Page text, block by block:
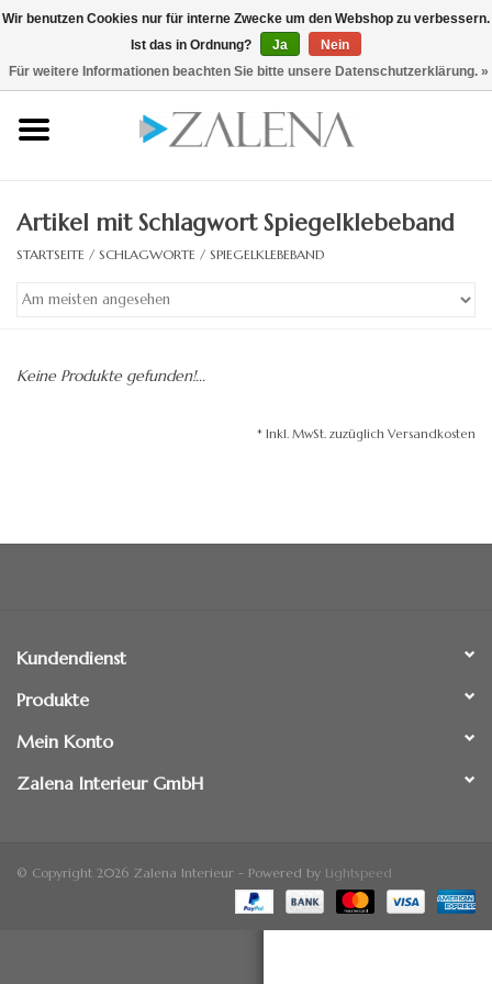
0 Artikel - €0,00 / hier zum B2B Shop
Rahmenspiegel
Lichtspiegel
Artikel mit Schlagwort Spiegelklebeband
STARTSEITE / SCHLAGWORTE / SPIEGELKLEBEBAND
Keine Produkte gefunden!...
* Inkl. MwSt. zuzüglich Versandkosten
Kundendienst
Produkte
Mein Konto
Zalena Interieur GmbH
© Copyright 2026 Zalena Interieur - Powered by Lightspeed
Wir benutzen Cookies nur für interne Zwecke um den Webshop zu verbessern.
Ist das in Ordnung?
Ja
Nein
Für weitere Informationen beachten Sie bitte unsere Datenschutzerklärung. »